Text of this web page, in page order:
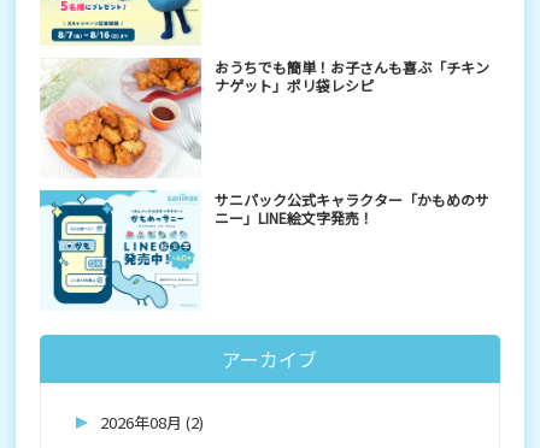
おうちでも簡単！お子さんも喜ぶ「チキン
ナゲット」ポリ袋レシピ
サニパック公式キャラクター「かもめのサ
ニー」LINE絵文字発売！
アーカイブ
2026年08月 (2)